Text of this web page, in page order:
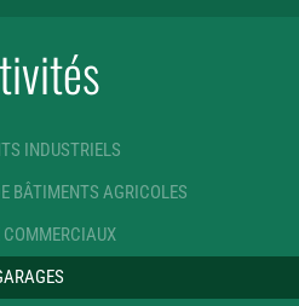
INDUSTRIELS
BÂTIMENTS AGRICOLES
COMMERCIAUX